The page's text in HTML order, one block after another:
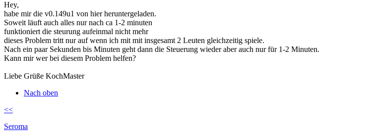
Hey,
habe mir die v0.149u1 von hier heruntergeladen.
Soweit läuft auch alles nur nach ca 1-2 minuten
funktioniert die steurung aufeinmal nicht mehr
dieses Problem tritt nur auf wenn ich mit mit insgesamt 2 Leuten gleichzeitig spiele.
Nach ein paar Sekunden bis Minuten geht dann die Steuerung wieder aber auch nur für 1-2 Minuten.
Kann mir wer bei diesem Problem helfen?
Liebe Grüße KochMaster
Nach oben
<<
Seroma